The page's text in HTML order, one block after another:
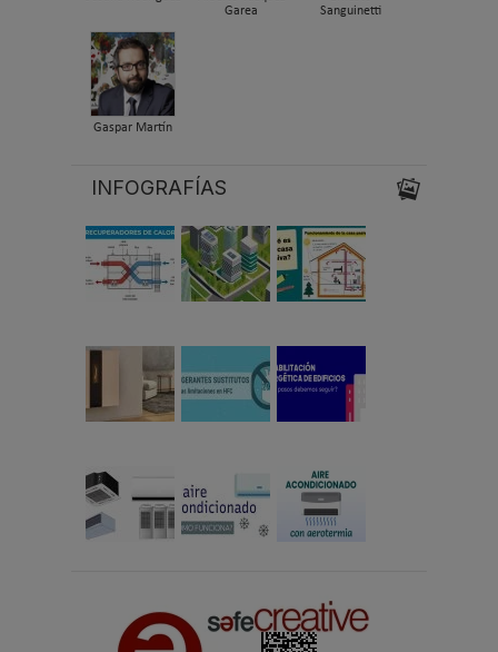
Garea
Sanguinetti
Gaspar Martín
INFOGRAFÍAS